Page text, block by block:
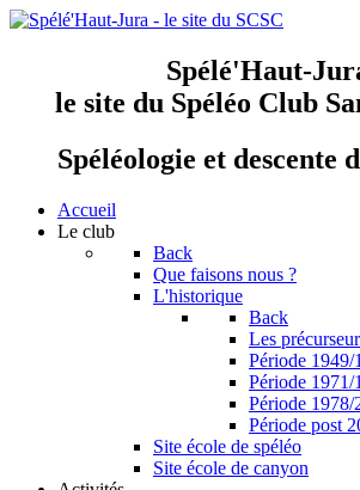
Spélé'Haut-
le site du Spéléo Club
Spéléologie et descente
Accueil
Le club
Back
Que faisons nous ?
L'historique
Back
Les
Période 1949/
Période 1971/
Période 1978/
Période post
Site école de spéléo
Site école de canyon